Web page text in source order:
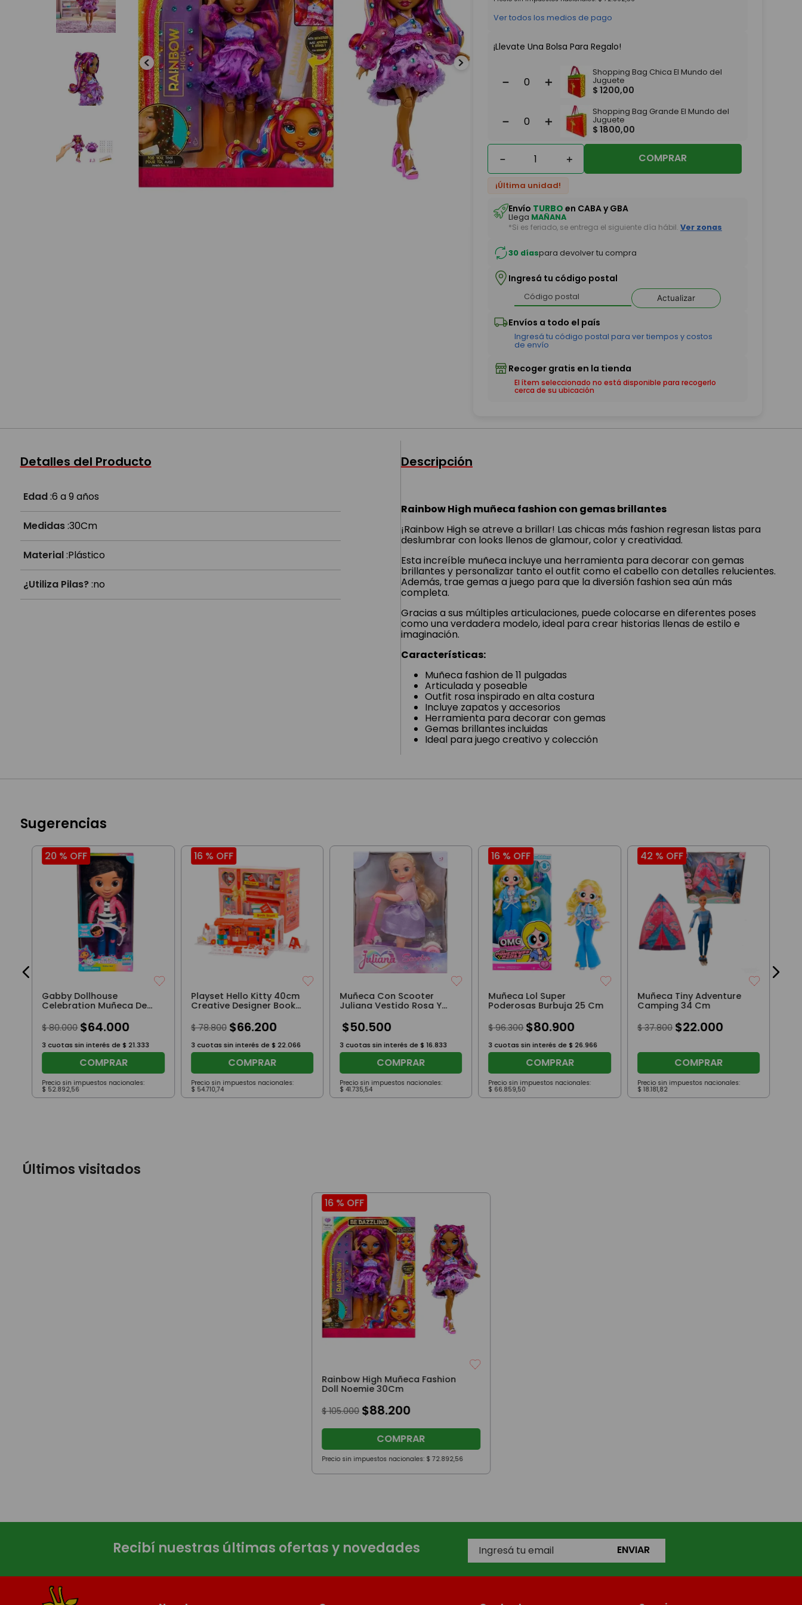
Ver todos los medios de pago
¡Llevate Una Bolsa Para Regalo!
＋
－
Shopping Bag Chica El Mundo del
Juguete
$ 1200,00
＋
－
Shopping Bag Grande El Mundo del
Juguete
$ 1800,00
＋
－ COMPRAR
¡Última unidad!
Envío TURBO en CABA y GBA
Llega MAÑANA
*Si es feriado, se entrega el siguiente día hábil. Ver zonas
30 díaspara devolver tu compra
Ingresá tu código postal
Actualizar
El ítem seleccionado no está disponible para recogerlo
cerca de su ubicación
Detalles del Producto
Edad:6 a 9 años
Medidas:30Cm
Material:Plástico
¿Utiliza Pilas?:no
Descripción
Rainbow High muñeca fashion con gemas brillantes
¡Rainbow High se atreve a brillar! Las chicas más fashion regresan listas para
deslumbrar con looks llenos de glamour, color y creatividad.
Esta increíble muñeca incluye una herramienta para decorar con gemas
brillantes y personalizar tanto el outfit como el cabello con detalles relucientes.
Además, trae gemas a juego para que la diversión fashion sea aún más
completa.
Gracias a sus múltiples articulaciones, puede colocarse en diferentes poses
como una verdadera modelo, ideal para crear historias llenas de estilo e
imaginación.
Características:
Muñeca fashion de 11 pulgadas
Articulada y poseable
Outfit rosa inspirado en alta costura
Incluye zapatos y accesorios
Herramienta para decorar con gemas
Gemas brillantes incluidas
Ideal para juego creativo y colección
Sugerencias
20 % OFF
Gabby Dollhouse
Celebration Muñeca De
$ 80.000 $64.000
3 cuotas sin interés de $ 21.333
COMPRAR
Precio sin impuestos nacionales:
$ 52.892,56
16 % OFF
Playset Hello Kitty 40cm
Creative Designer Book
$ 78.800 $66.200
3cuotas sin interés de $22.066
COMPRAR
Precio sin impuestos nacionales:
$ 54.710,74
Muñeca Con Scooter
Juliana Vestido Rosa Y
$50.500
3 cuotas sin interés de $ 16.833
COMPRAR
Precio sin impuestos nacionales:
$ 41.735,54
16 % OFF
Muñeca Lol Super
Poderosas Burbuja 25 Cm
$ 96.300 $80.900
3 cuotas sin interés de $ 26.966
COMPRAR
Precio sin impuestos nacionales:
$ 66.859,50
42 % OFF
Muñeca Tiny Adventure
Camping 34 Cm
$ 37.800 $22.000
COMPRAR
Precio sin impuestos nacionales:
$ 18.181,82
Últimos visitados
16 %OFF
Rainbow High Muñeca Fashion
Doll Noemie 30Cm
$ 105.000 $88.200
COMPRAR
Precio sin impuestos nacionales: $ 72.892,56
Recibí nuestras últimas ofertas y novedades ENVIAR